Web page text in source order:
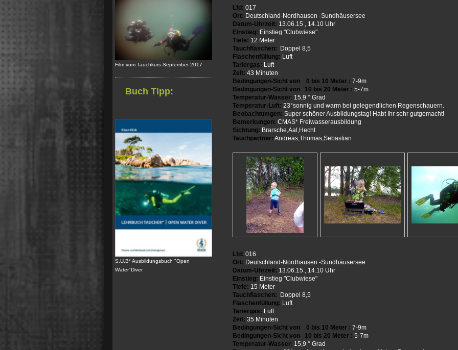
Film vom Tauchkurs September 2017
Buch Tipp:
S.U.B* Ausbildungsbuch "Open
Water"Diver
Lfd: 017
Ort: Deutschland-Nordhausen -Sundhäusersee
Datum-Uhrzeit: 13.06.15 , 14.10 Uhr
Einstieg: Einstieg "Clubwiese"
Tiefe: 12 Meter
Tauchflaschen: Doppel 8,5
Flaschenfüllung: Luft
Tariergas: Luft
Zeit: 43 Minuten
Bedingungen-Sicht von 0 bis 10 Meter : 7-9m
Bedingungen-Sicht von 10 bis 20 Meter : 5-7m
Temperatur-Wasser: 15,9 ° Grad
Temperatur-Luft: 23°sonnig und warm bei gelegendlichen Regenschauern.
Beobachtumgen: Super schöner Ausbildungstag! Habt Ihr sehr gutgemacht!
Bemerkungen: CMAS* Freiwasserausbildung
Sichtung: Brarsche,Aal,Hecht
Tauchpartner: Andreas,Thomas,Sebastian
Lfd: 016
Ort: Deutschland-Nordhausen -Sundhäusersee
Datum-Uhrzeit: 13.06.15 , 14.10 Uhr
Einstieg: Einstieg "Clubwiese"
Tiefe: 15 Meter
Tauchflaschen: Doppel 8,5
Flaschenfüllung: Luft
Tariergas: Luft
Zeit: 35 Minuten
Bedingungen-Sicht von 0 bis 10 Meter : 7-9m
Bedingungen-Sicht von 10 bis 20 Meter : 5-7m
Temperatur-Wasser: 15,9 ° Grad